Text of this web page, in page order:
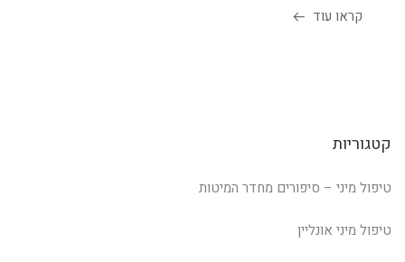
קראו עוד
קטגוריות
טיפול מיני – סיפורים מחדר המיטות
טיפול מיני אונליין